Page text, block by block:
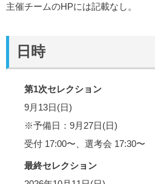
主催チームのHPには記載なし。
日時
第1次セレクション
9月13日(日)
※予備日：9月27日(日)
受付 17:00〜、選考会 17:30〜
最終セレクション